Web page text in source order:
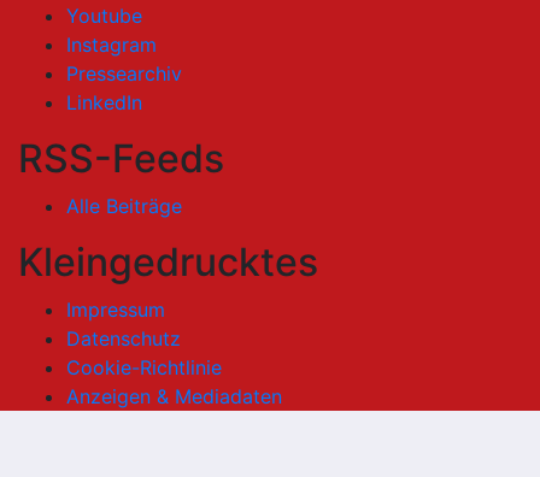
Youtube
Instagram
Pressearchiv
LinkedIn
RSS-Feeds
Alle Beiträge
Kleingedrucktes
Impressum
Datenschutz
Cookie-Richtlinie
Anzeigen & Mediadaten